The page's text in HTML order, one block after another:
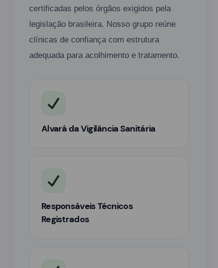
certificadas pelos órgãos exigidos pela
legislação brasileira. Nosso grupo reúne
clínicas de confiança com estrutura
adequada para acolhimento e tratamento.
Alvará da Vigilância Sanitária
Responsáveis Técnicos
Registrados